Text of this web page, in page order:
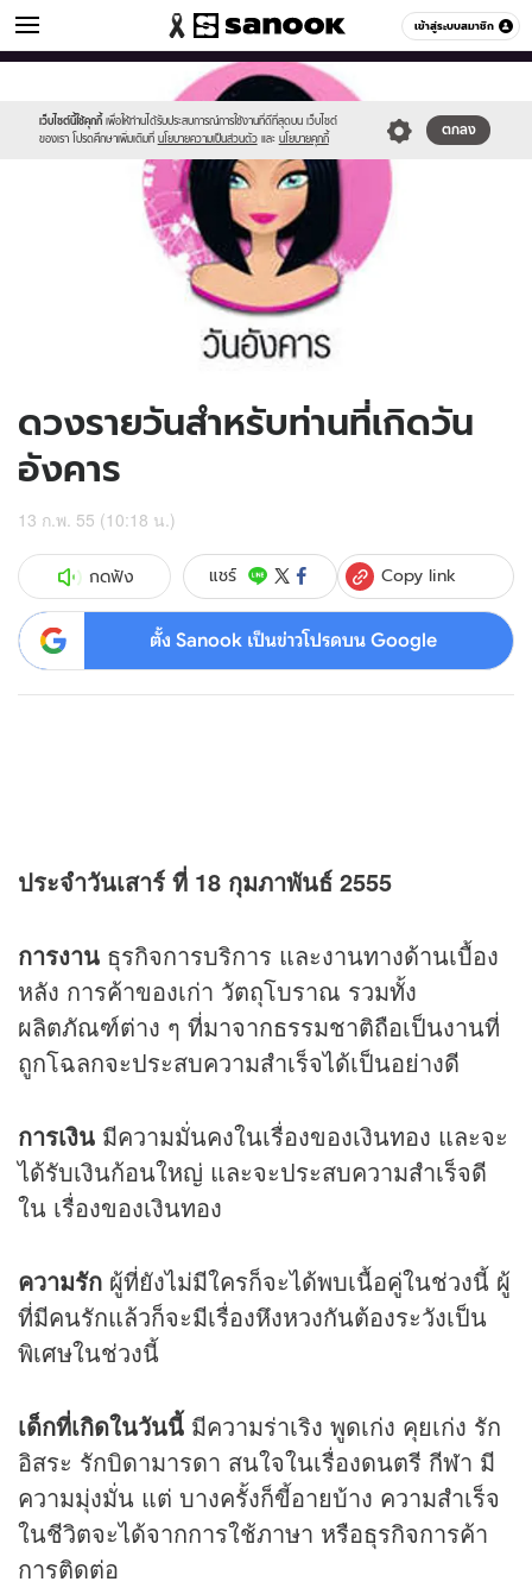
เข้าสู่ระบบสมาชิก
ดูดวง หมวดอื่นๆ
เว็บไซต์นี้ใช้คุกกี้ เพื่อให้ท่านได้รับประสบการณ์การใช้งานที่ดีที่สุดบน เว็บไซต์
ของเรา โปรดศึกษาเพิ่มเติมที่ นโยบายความเป็นส่วนตัว และ นโยบายคุกกี้
ตกลง
//s.isanook.com/sr/0/images/logo-
sanook.png
//s.isanook.com/ho/0/ud/5/25237/170-
ดวงรายวันสำหรับท่านที่เกิดวัน
อังคาร
13 ก.พ. 55 (10:18 น.)
กดฟัง แชร์ Copy link
ตั้ง Sanook เป็นข่าวโปรดบน Google
ประจำวันเสาร์ ที่ 18 กุมภาพันธ์ 2555
การงาน ธุรกิจการบริการ และงานทางด้านเบื้อง
หลัง การค้าของเก่า วัตถุโบราณ รวมทั้ง
ผลิตภัณฑ์ต่าง ๆ ที่มาจากธรรมชาติถือเป็นงานที่
ถูกโฉลกจะประสบความสำเร็จได้เป็นอย่างดี
การเงิน มีความมั่นคงในเรื่องของเงินทอง และจะ
ได้รับเงินก้อนใหญ่ และจะประสบความสำเร็จดี
ใน เรื่องของเงินทอง
ความรัก ผู้ที่ยังไม่มีใครก็จะได้พบเนื้อคู่ในช่วงนี้ ผู้
ที่มีคนรักแล้วก็จะมีเรื่องหึงหวงกันต้องระวังเป็น
พิเศษในช่วงนี้
เด็กที่เกิดในวันนี้ มีความร่าเริง พูดเก่ง คุยเก่ง รัก
อิสระ รักบิดามารดา สนใจในเรื่องดนตรี กีฬา มี
ความมุ่งมั่น แต่ บางครั้งก็ขี้อายบ้าง ความสำเร็จ
ในชีวิตจะได้จากการใช้ภาษา หรือธุรกิจการค้า
การติดต่อ